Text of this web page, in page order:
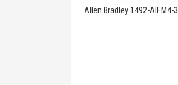
Allen Bradley 1492-AIFM4-3